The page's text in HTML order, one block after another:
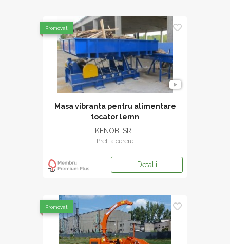
Masa vibranta pentru alimentare
tocator lemn
KENOBI SRL
Pret la cerere
Detalii
Promovat
Promovat